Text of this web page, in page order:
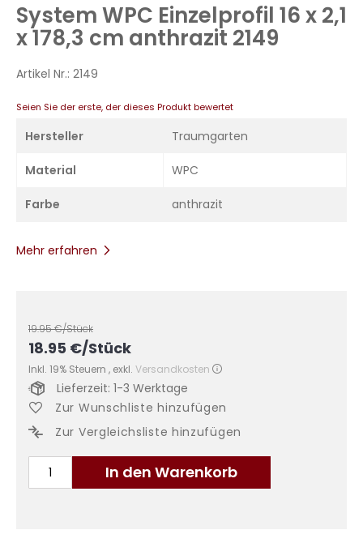
springen
System WPC Einzelprofil 16 x 2,1
x 178,3 cm anthrazit 2149
Artikel Nr.: 2149
Seien Sie der erste, der dieses Produkt bewertet
Hersteller Traumgarten
Material WPC
Farbe anthrazit
Mehr erfahren
19.95€/Stück
18.95 €/Stück
Inkl. 19% Steuern , exkl. Versandkosten
In den Warenkorb
Lieferzeit: 1-3 Werktage
Zur Wunschliste hinzufügen
Zur Vergleichsliste hinzufügen